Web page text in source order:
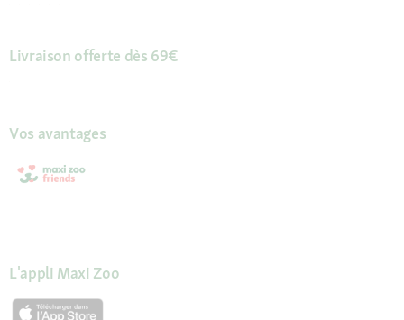
Livraison offerte dès 69€
Vos avantages
L'appli Maxi Zoo